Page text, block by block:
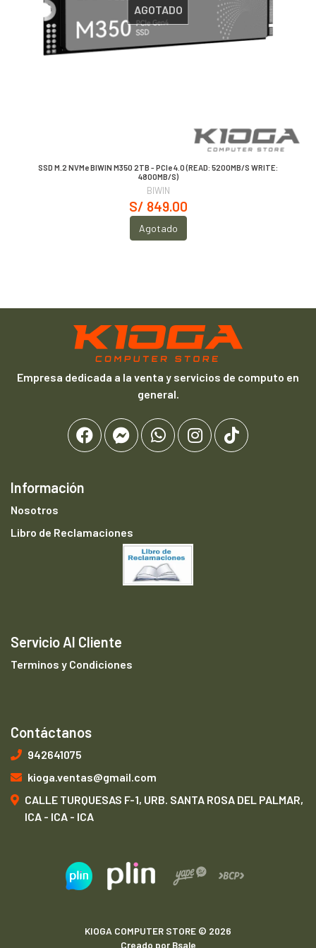
AGOTADO
SSD M.2 NVMe BIWIN M350 2TB - PCIe 4.0 (READ: 5200MB/S WRITE:
4800MB/S)
BIWIN
S/ 849.00
Agotado
Empresa dedicada a la venta y servicios de computo en
general.
Información
Nosotros
Libro de Reclamaciones
Servicio Al Cliente
Terminos y Condiciones
Contáctanos
942641075
kioga.ventas@gmail.com
CALLE TURQUESAS F-1, URB. SANTA ROSA DEL PALMAR,
ICA - ICA - ICA
KIOGA COMPUTER STORE © 2026
Creado por Bsale